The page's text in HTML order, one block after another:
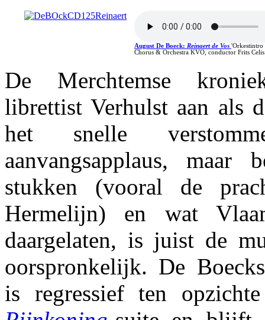
August De Boeck: Reinaert de Vos
Chorus & Orchestra KVO, conductor Frits
De Merchtemse
librettist Verhulst aan als
het snelle
aanvangsapplaus, maar
stukken (vooral de
Hermelijn) en wat
daargelaten, is juist de
oorspronkelijk. De
is regressief ten